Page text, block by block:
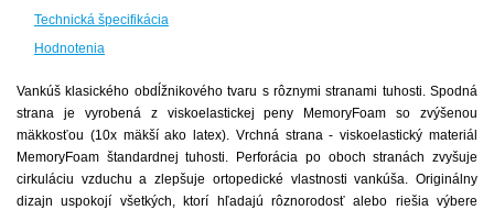
Technická špecifikácia
Hodnotenia
Vankúš klasického obdĺžnikového tvaru s rôznymi stranami tuhosti. Spodná
strana je vyrobená z viskoelastickej peny MemoryFoam so zvýšenou
mäkkosťou (10x mäkší ako latex). Vrchná strana - viskoelastický materiál
MemoryFoam štandardnej tuhosti. Perforácia po oboch stranách zvyšuje
cirkuláciu vzduchu a zlepšuje ortopedické vlastnosti vankúša. Originálny
dizajn uspokojí všetkých, ktorí hľadajú rôznorodosť alebo riešia výbere